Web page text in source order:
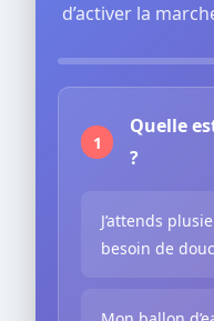
d’activer la
1
Quelle
?
J’attends
besoin de